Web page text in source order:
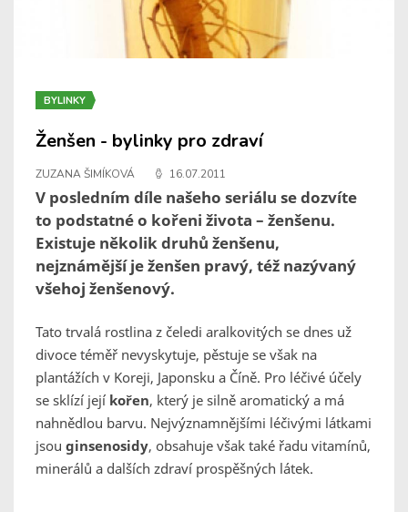
BYLINKY
Ženšen - bylinky pro zdraví
ZUZANA ŠIMÍKOVÁ 16.07.2011
V posledním díle našeho seriálu se dozvíte
to podstatné o kořeni života – ženšenu.
Existuje několik druhů ženšenu,
nejznámější je ženšen pravý, též nazývaný
všehoj ženšenový.
Tato trvalá rostlina z čeledi aralkovitých se dnes už
divoce téměř nevyskytuje, pěstuje se však na
plantážích v Koreji, Japonsku a Číně. Pro léčivé účely
se sklízí její kořen, který je silně aromatický a má
nahnědlou barvu. Nejvýznamnějšími léčivými látkami
jsou ginsenosidy, obsahuje však také řadu vitamínů,
minerálů a dalších zdraví prospěšných látek.